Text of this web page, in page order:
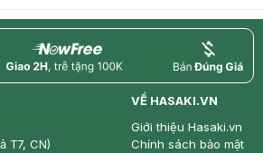
nowfree price
T7, CN)
VỀ HASAKI.VN
Giới thiệu Hasaki.vn
Chính sách bảo mật